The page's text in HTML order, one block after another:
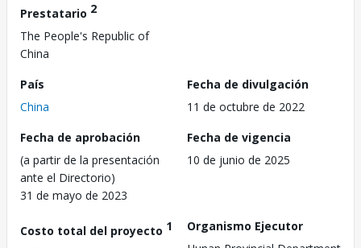
Prestatario 2
The People's Republic of
China
País
China
Fecha de divulgación
11 de octubre de 2022
Fecha de aprobación
(a partir de la presentación
ante el Directorio)
31 de mayo de 2023
Fecha de vigencia
10 de junio de 2025
Costo total del proyecto 1
Organismo Ejecutor